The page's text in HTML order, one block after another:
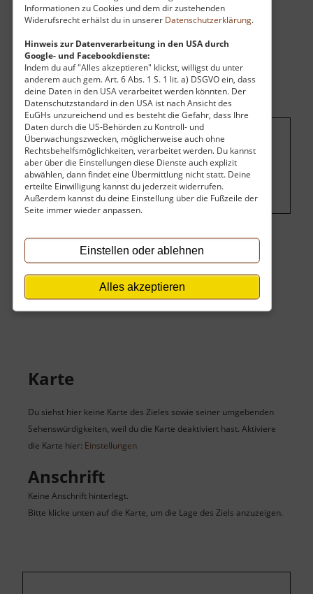
Informationen zu Cookies und dem dir zustehenden
Widerufsrecht erhälst du in unserer Datenschutzerklärung.
Hinweis zur Datenverarbeitung in den USA durch
Google- und Facebookdienste:
Indem du auf "Alles akzeptieren" klickst, willigst du unter
anderem auch gem. Art. 6 Abs. 1 S. 1 lit. a) DSGVO ein, dass
deine Daten in den USA verarbeitet werden könnten. Der
Datenschutzstandard in den USA ist nach Ansicht des
EuGHs unzureichend und es besteht die Gefahr, dass Ihre
Daten durch die US-Behörden zu Kontroll- und
Überwachungszwecken, möglicherweise auch ohne
Rechtsbehelfsmöglichkeiten, verarbeitet werden. Du kannst
aber über die Einstellungen diese Dienste auch explizit
abwählen, dann findet eine Übermittlung nicht statt. Deine
erteilte Einwilligung kannst du jederzeit widerrufen.
Außerdem kannst du deine Einstellung über die Fußzeile der
Seite immer wieder anpassen.
Einstellen oder ablehnen
Alles akzeptieren
Um dieses Projekt zu finanzieren, wird
hier Werbung eingeblendet.Cookie-
Einstellungen ändern.
Eintritt
Der Eintritt ist kostenlos.
Keine Angaben vorhanden.
Karte
Du siehst hier keine Karte des Zieles sowie seiner umgebenden
Sehenswürdigkeiten, weil du die Karte deaktiviert hast. Aktiviere
die Karte hier: Einstellungen
Anschrift
Keine Anschrift hinterlegt.
Bitte klicke unten auf die Karte, um die Lage des Ziels anzuzeigen.